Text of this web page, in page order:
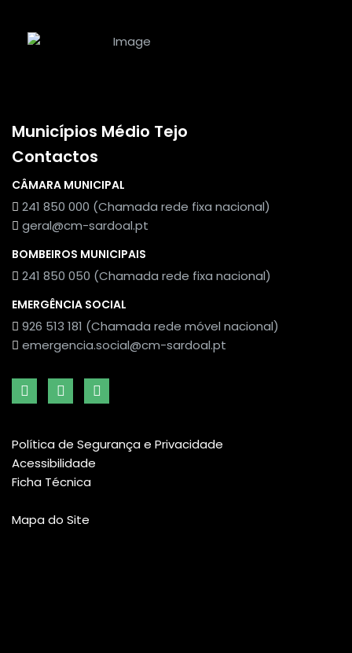
Municípios Médio Tejo
Contactos
CÂMARA MUNICIPAL
241 850 000 (Chamada rede fixa nacional)
geral@cm-sardoal.pt
BOMBEIROS MUNICIPAIS
241 850 050 (Chamada rede fixa nacional)
EMERGÊNCIA SOCIAL
926 513 181 (Chamada rede móvel nacional)
emergencia.social@cm-sardoal.pt
Política de Segurança e Privacidade
Acessibilidade
Ficha Técnica
Mapa do Site